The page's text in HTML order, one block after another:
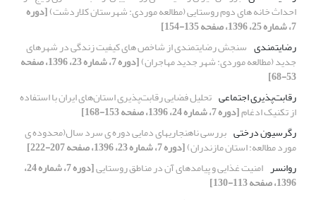
احداث خانه های دوم روستایی (مطالعه موردی: شهرستان کلاردشت)[دوره
7، شماره 25، 1396، صفحه 135-154]
رضایتمندی سنجش رضایتمندی از شاخص های کیفیت زندگی در شهرهای
جدید (مطالعه موردی: شهر جدید مهاجران) [دوره 7، شماره 23، 1396، صفحه
53-68]
رقابت‌پذیری اجتماعی تحلیل فضایی رقابت‌پذیری استان‌های ایران با استفاده
از تکنیک ادغام[دوره 7، شماره 24، 1396، صفحه 153-168]
رگرسیون درختی بررسی ناهنجاریهای دمایی دوره ی سرد سال(محدوده ی
مورد مطالعه: استان مازندران)[دوره 7، شماره 23، 1396، صفحه 207-222]
روانسر امنیت غذایی و پیامدهای آن در مناطق روستایی [دوره 7، شماره 24،
1396، صفحه 113-130]